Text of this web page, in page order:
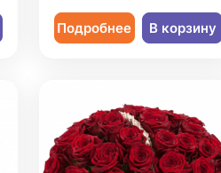
Подробнее В корзину